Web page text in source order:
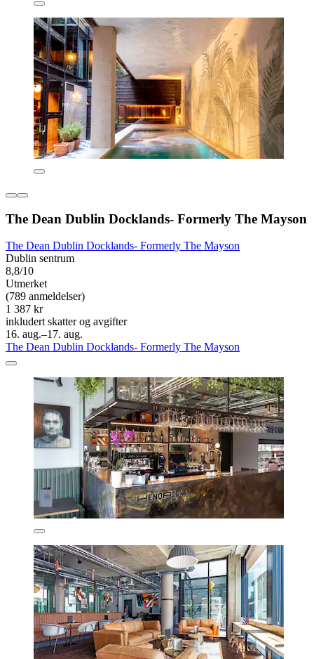
The Dean Dublin Docklands- Formerly The Mayson
The Dean Dublin Docklands- Formerly The Mayson
Dublin sentrum
8,8/10
Utmerket
(789 anmeldelser)
1 387 kr
inkludert skatter og avgifter
16. aug.–17. aug.
The Dean Dublin Docklands- Formerly The Mayson